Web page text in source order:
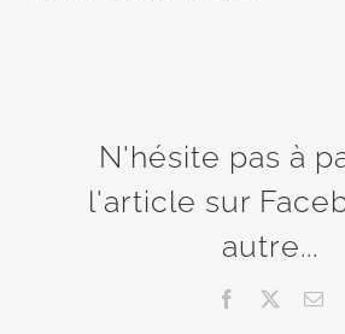
N'hésite pas à
l'article sur
autre...
Facebook